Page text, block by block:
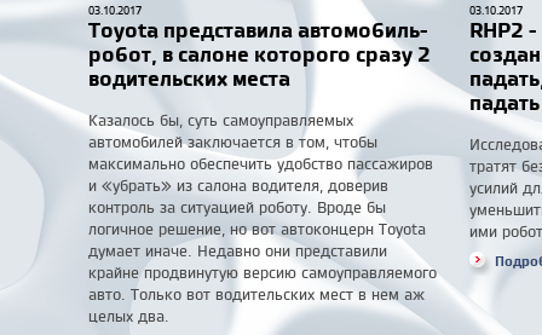
03.10.2017
Toyota представила автомобиль-
робот, в салоне которого сразу 2
водительских места
Казалось бы, суть самоуправляемых
автомобилей заключается в том, чтобы
максимально обеспечить удобство пассажиров
и «убрать» из салона водителя, доверив
контроль за ситуацией роботу. Вроде бы
логичное решение, но вот автоконцерн Toyota
думает иначе. Недавно они представили
крайне продвинутую версию самоуправляемого
авто. Только вот водительских мест в нем аж
целых два.
03.10.2017
RHP2
падать
тратят
усилий
ими